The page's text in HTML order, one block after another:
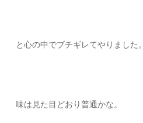
と心の中でブチギレてやりました。
味は見た目どおり普通かな。